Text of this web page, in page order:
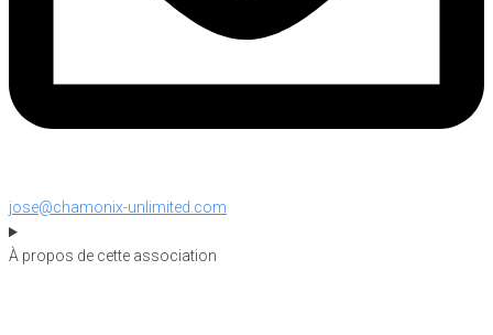
jose@chamonix-unlimited.com
À propos de cette association